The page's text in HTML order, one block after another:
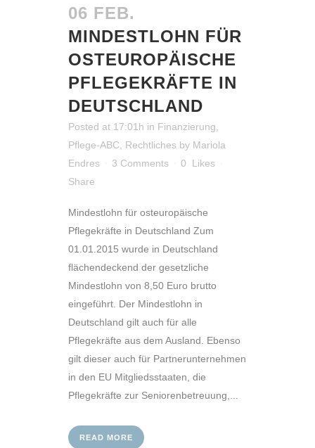
06 FEB.
MINDESTLOHN FÜR
OSTEUROPÄISCHE
PFLEGEKRÄFTE IN
DEUTSCHLAND
Posted at 17:01h in Finanzierung
Pflege-ABC
Rechtliches by Mariola
Endres
3 Comments 0
Likes
Share
Mindestlohn für osteuropäische
Pflegekräfte in Deutschland Zum
01.01.2015 wurde in Deutschland
flächendeckend der gesetzliche
Mindestlohn von 8,50 Euro brutto
eingeführt. Der Mindestlohn in
Deutschland gilt auch für alle
Pflegekräfte aus dem Ausland. Ebenso
gilt dieser auch für Partnerunternehmen
in den EU Mitgliedsstaaten, die
Pflegekräfte zur Seniorenbetreuung,...
READ MORE